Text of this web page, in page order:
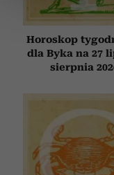
zmienić lub
Wykorzystujemy
i reklam, aby
korzystasz z
Partnerzy mogą
otrzymanymi od
korzystania z ich
Horoskop
dla Byka na 27
sierpnia